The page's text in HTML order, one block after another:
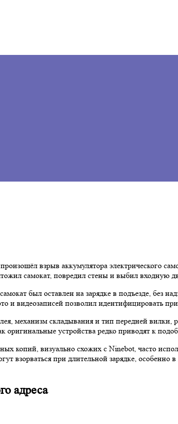
взрыв аккумулятора электрического
самокат, повредил стены и выбил входную
был оставлен на зарядке в подъезде, без
и видеозаписей позволил идентифицировать
механизм складывания и тип передней вилки,
оригинальные устройства редко приводят к
копий, визуально схожих с Ninebot, часто
взорваться при длительной зарядке,
адреса